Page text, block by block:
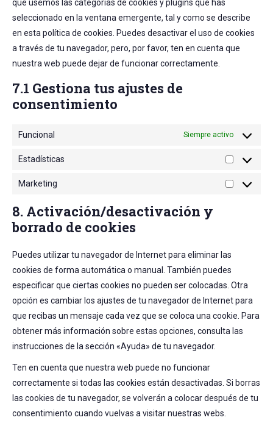
que usemos las categorías de cookies y plugins que has
seleccionado en la ventana emergente, tal y como se describe
en esta política de cookies. Puedes desactivar el uso de cookies
a través de tu navegador, pero, por favor, ten en cuenta que
nuestra web puede dejar de funcionar correctamente.
7.1 Gestiona tus ajustes de
consentimiento
Funcional Siempre activo
Estadísticas
Marketing
Marketing
8. Activación/desactivación y
borrado de cookies
Puedes utilizar tu navegador de Internet para eliminar las
cookies de forma automática o manual. También puedes
especificar que ciertas cookies no pueden ser colocadas. Otra
opción es cambiar los ajustes de tu navegador de Internet para
que recibas un mensaje cada vez que se coloca una cookie. Para
obtener más información sobre estas opciones, consulta las
instrucciones de la sección «Ayuda» de tu navegador.
Ten en cuenta que nuestra web puede no funcionar
correctamente si todas las cookies están desactivadas. Si borras
las cookies de tu navegador, se volverán a colocar después de tu
consentimiento cuando vuelvas a visitar nuestras webs.